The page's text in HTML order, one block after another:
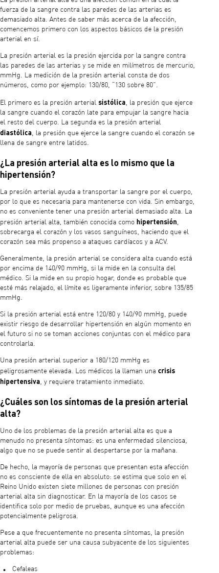
fuerza de la sangre contra las paredes de las arterias es
demasiado alta. Antes de saber más acerca de la afección,
comencemos primero con los aspectos básicos de la presión
arterial en sí.
La presión arterial es la presión ejercida por la sangre contra
las paredes de las arterias y se mide en milímetros de mercurio,
mmHg. La medición de la presión arterial consta de dos
números, como por ejemplo: 130/80, “130 sobre 80”.
El primero es la presión arterial sistólica , la presión que ejerce
la sangre cuando el corazón late para empujar la sangre hacia
el resto del cuerpo. La segunda es la presión arterial
diastólica , la presión que ejerce la sangre cuando el corazón se
llena de sangre entre latidos.
¿La presión arterial alta es lo mismo que la
hipertensión?
La presión arterial ayuda a transportar la sangre por el cuerpo,
por lo que es necesaria para mantenerse con vida. Sin embargo,
no es conveniente tener una presión arterial demasiado alta. La
presión arterial alta, también conocida como hipertensión
sobrecarga el corazón y los vasos sanguíneos, haciendo que el
corazón sea más propenso a ataques cardíacos y a ACV.
Generalmente, la presión arterial se considera alta cuando está
por encima de 140/90 mmHg, si la mide en la consulta del
médico. Si la mide en su propio hogar, donde es probable que
esté más relajado, el límite es ligeramente inferior, sobre 135/85
mmHg.
Si la presión arterial está entre 120/80 y 140/90 mmHg, puede
existir riesgo de desarrollar hipertensión en algún momento en
el futuro si no se toman acciones conjuntas con el médico para
controlarla.
Una presión arterial superior a 180/120 mmHg es
peligrosamente elevada. Los médicos la llaman una crisis
hipertensiva , y requiere tratamiento inmediato.
¿Cuáles son los síntomas de la presión arterial
alta?
Uno de los problemas de la presión arterial alta es que a
menudo no presenta síntomas: es una enfermedad silenciosa,
algo que no se puede sentir al despertarse por la mañana.
De hecho, la mayoría de personas que presentan esta afección
no es consciente de ella en absoluto: se estima que solo en el
Reino Unido existen siete millones de personas con presión
arterial alta sin diagnosticar. En la mayoría de los casos se
identifica solo por medio de pruebas, aunque es una afección
potencialmente peligrosa.
Pese a que frecuentemente no presenta síntomas, la presión
arterial alta puede ser una causa subyacente de los siguientes
problemas:
Cefaleas